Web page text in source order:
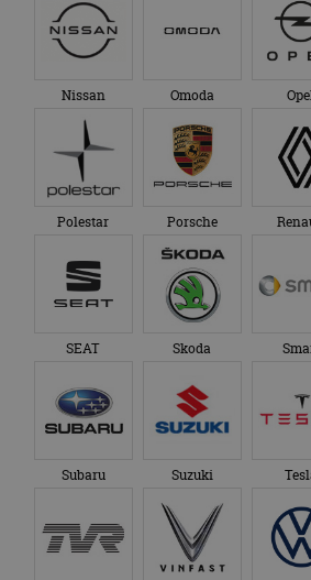
Nissan Omoda
Polestar Porsche
SEAT Skoda
Subaru Suzuki